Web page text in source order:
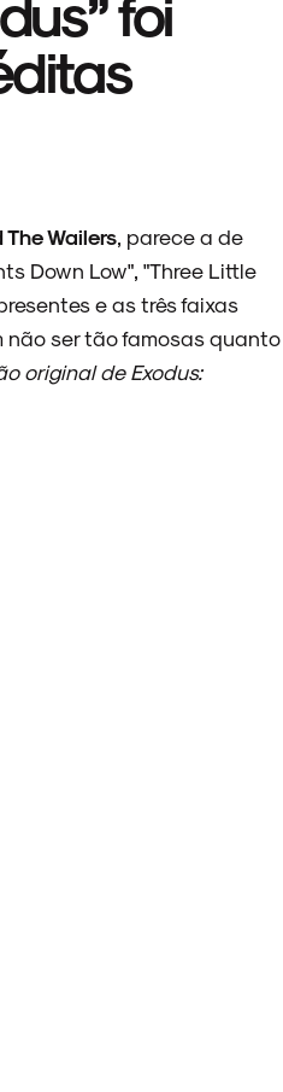
Wailers , parece a de
Down Low", "Three Little
e as três faixas
não ser tão famosas quanto
original de Exodus: